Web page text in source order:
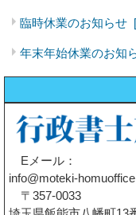
臨時休業のお知らせ
年末年始休業のお知
Eメール：
info@moteki-
〒357-0033